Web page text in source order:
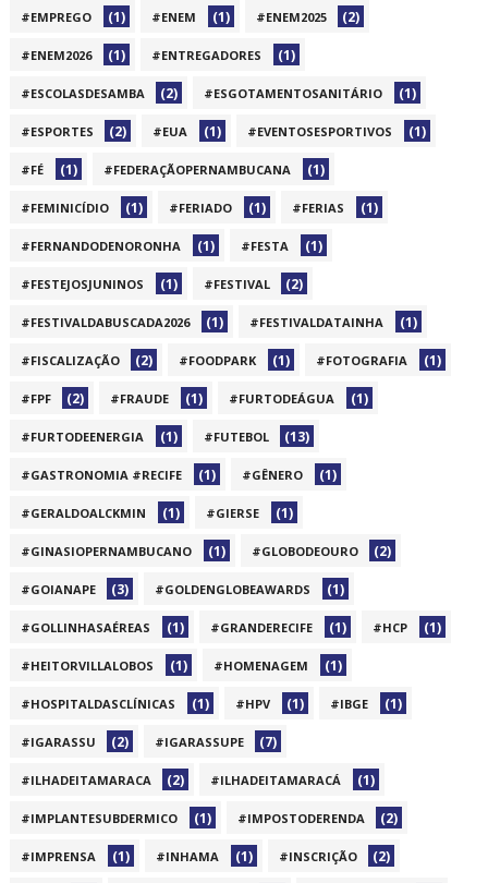
#EMPREGO (1) #ENEM (1) #ENEM2025 (2)
#ENEM2026 (1) #ENTREGADORES (1)
#ESCOLASDESAMBA (2) #ESGOTAMENTOSANITÁRIO (1)
#ESPORTES (2) #EUA (1) #EVENTOSESPORTIVOS (1)
#FÉ (1) #FEDERAÇÃOPERNAMBUCANA (1)
#FEMINICÍDIO (1) #FERIADO (1) #FERIAS (1)
#FERNANDODENORONHA (1) #FESTA (1)
#FESTEJOSJUNINOS (1) #FESTIVAL (2)
#FESTIVALDABUSCADA2026 (1) #FESTIVALDATAINHA (1)
#FISCALIZAÇÃO (2) #FOODPARK (1) #FOTOGRAFIA (1)
#FPF (2) #FRAUDE (1) #FURTODEÁGUA (1)
#FURTODEENERGIA (1) #FUTEBOL (13)
#GASTRONOMIA #RECIFE (1) #GÊNERO (1)
#GERALDOALCKMIN (1) #GIERSE (1)
#GINASIOPERNAMBUCANO (1) #GLOBODEOURO (2)
#GOIANAPE (3) #GOLDENGLOBEAWARDS (1)
#GOLLINHASAÉREAS (1) #GRANDERECIFE (1) #HCP (1)
#HEITORVILLALOBOS (1) #HOMENAGEM (1)
#HOSPITALDASCLÍNICAS (1) #HPV (1) #IBGE (1)
#IGARASSU (2) #IGARASSUPE (7)
#ILHADEITAMARACA (2) #ILHADEITAMARACÁ (1)
#IMPLANTESUBDERMICO (1) #IMPOSTODERENDA (2)
#IMPRENSA (1) #INHAMA (1) #INSCRIÇÃO (2)